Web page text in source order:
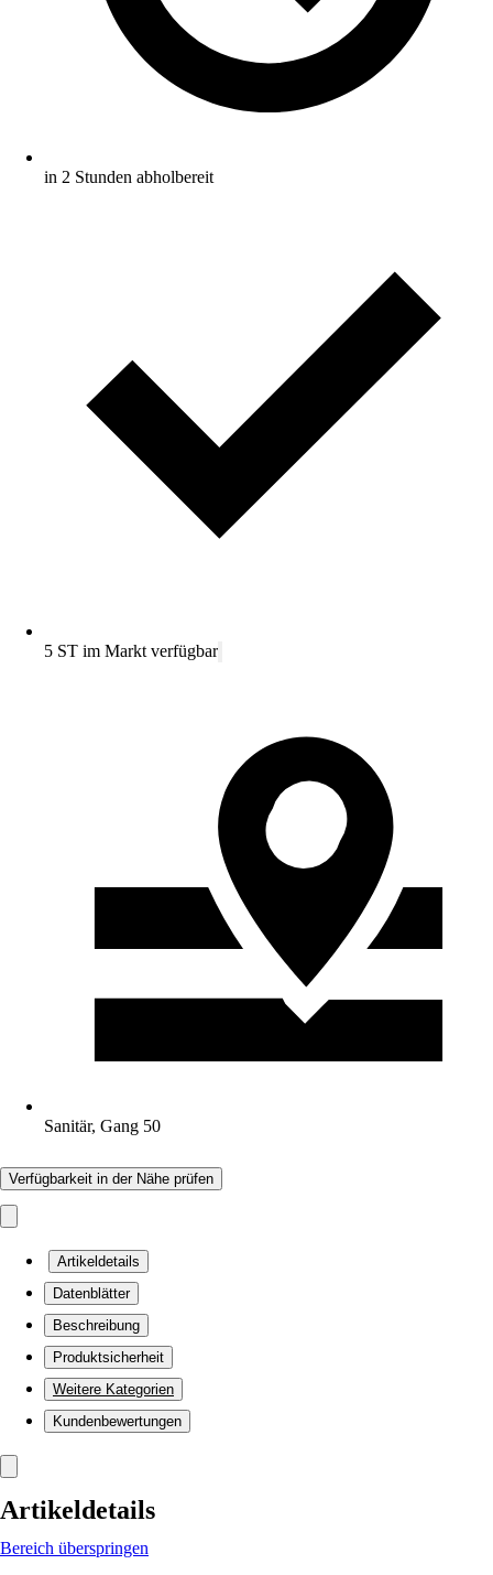
in 2 Stunden abholbereit
5 ST im Markt verfügbar
Sanitär, Gang 50
Verfügbarkeit in der Nähe prüfen
Artikeldetails
Datenblätter
Beschreibung
Produktsicherheit
Weitere Kategorien
Kundenbewertungen
Artikeldetails
Bereich überspringen